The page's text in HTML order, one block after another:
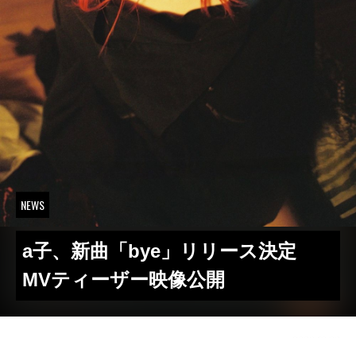
NEWS
a子、新曲「bye」リリース決定
MVティーザー映像公開